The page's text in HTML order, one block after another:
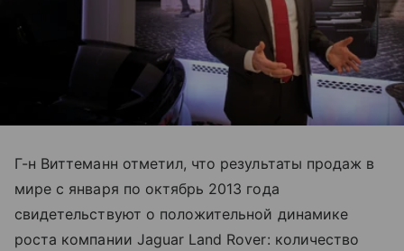
Г-н Виттеманн отметил, что результаты продаж в
мире с января по октябрь 2013 года
свидетельствуют о положительной динамике
роста компании Jaguar Land Rover: количество